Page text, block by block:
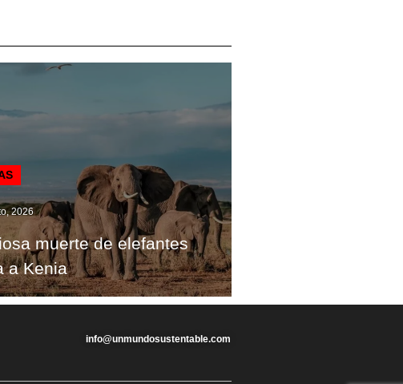
2026
muerte de elefantes
a Kenia
info@unmundosustentable.com